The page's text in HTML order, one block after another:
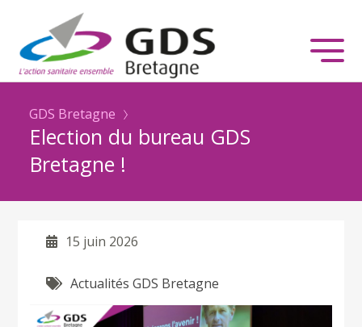
GDS Bretagne
Election du bureau GDS
Bretagne !
15 juin 2026
Actualités GDS Bretagne